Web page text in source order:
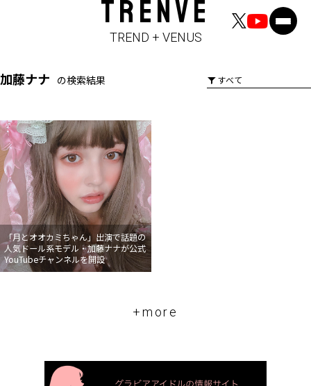
TRENVE
TREND + VENUS
加藤ナナ の検索結果
「月とオオカミちゃん」出演で話題の
人気ドール系モデル・加藤ナナが公式
YouTubeチャンネルを開設
+more